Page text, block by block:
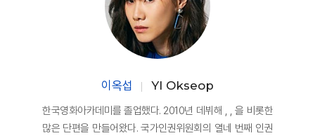
이옥섭 YI Okseop
한국영화아카데미를 졸업했다. 2010년 데뷔해 , , 을 비롯한
많은 단편을 만들어왔다. 국가인권위원회의 열네 번째 인권